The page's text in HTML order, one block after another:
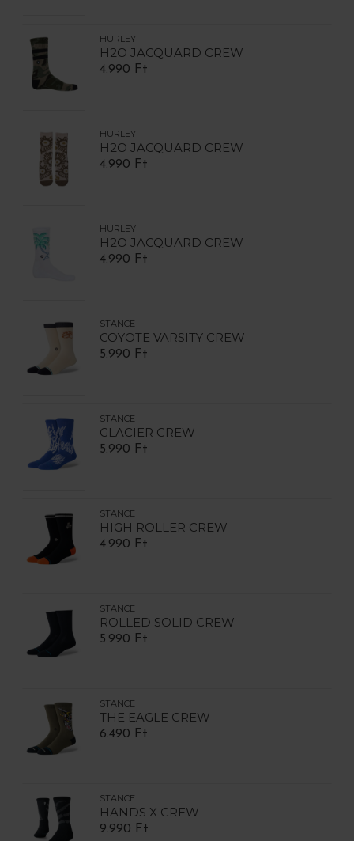
HURLEY
H2O JACQUARD CREW
4.990 Ft
HURLEY
H2O JACQUARD CREW
4.990 Ft
HURLEY
H2O JACQUARD CREW
4.990 Ft
STANCE
COYOTE VARSITY CREW
5.990 Ft
STANCE
GLACIER CREW
5.990 Ft
STANCE
HIGH ROLLER CREW
4.990 Ft
STANCE
ROLLED SOLID CREW
5.990 Ft
STANCE
THE EAGLE CREW
6.490 Ft
STANCE
HANDS X CREW
9.990 Ft